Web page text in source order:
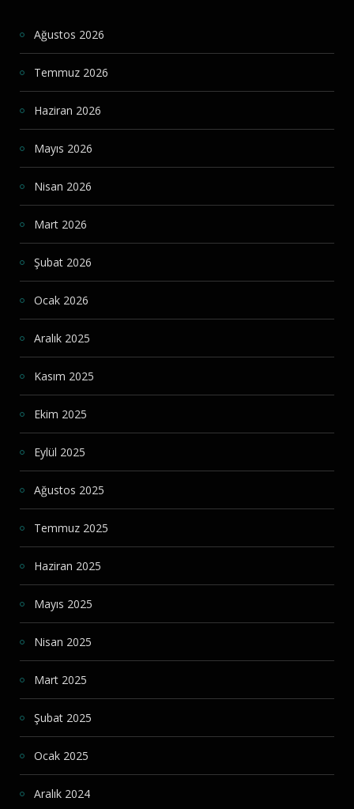
Ağustos 2026
Temmuz 2026
Haziran 2026
Mayıs 2026
Nisan 2026
Mart 2026
Şubat 2026
Ocak 2026
Aralık 2025
Kasım 2025
Ekim 2025
Eylül 2025
Ağustos 2025
Temmuz 2025
Haziran 2025
Mayıs 2025
Nisan 2025
Mart 2025
Şubat 2025
Ocak 2025
Aralık 2024